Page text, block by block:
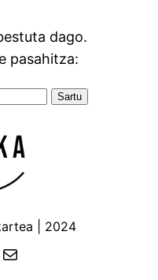
dago.
pasahitza:
| 2024
Mail